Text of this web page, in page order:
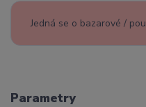
Jedná se o bazarové /
Parametry